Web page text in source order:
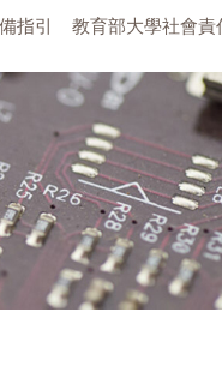
指引 教育部大學社會責